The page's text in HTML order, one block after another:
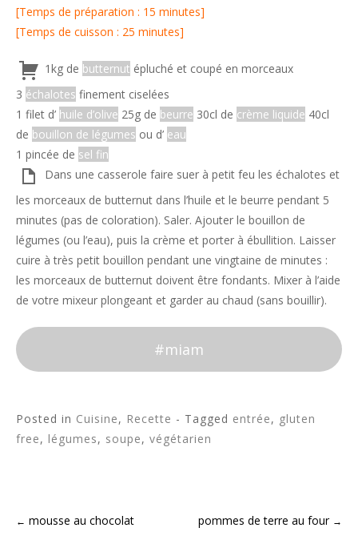
[Temps de préparation : 15 minutes]
[Temps de cuisson : 25 minutes]
1kg de butternut épluché et coupé en morceaux
3 échalotes finement ciselées
1 filet d’ huile d’olive 25g de beurre 30cl de crème liquide 40cl
de bouillon de légumes ou d’ eau
1 pincée de sel fin
Dans une casserole faire suer à petit feu les échalotes et
les morceaux de butternut dans l’huile et le beurre pendant 5
minutes (pas de coloration). Saler. Ajouter le bouillon de
légumes (ou l’eau), puis la crème et porter à ébullition. Laisser
cuire à très petit bouillon pendant une vingtaine de minutes :
les morceaux de butternut doivent être fondants. Mixer à l’aide
de votre mixeur plongeant et garder au chaud (sans bouillir).
#miam
Posted in Cuisine, Recette - Tagged entrée, gluten
free, légumes, soupe, végétarien
Post
← mousse au chocolat pommes de terre au four →